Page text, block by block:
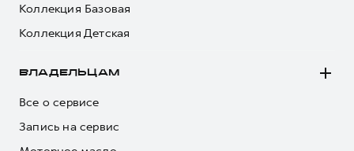
Коллекция Базовая
Коллекция Детская
ВЛАДЕЛЬЦАМ
Все о сервисе
Запись на сервис